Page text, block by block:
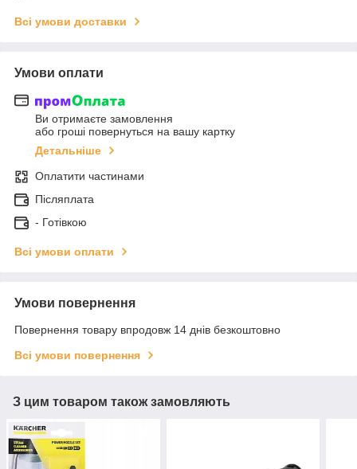
Всі умови доставки
Умови оплати
Ви отримаєте замовлення
або гроші повернуться на вашу картку
Детальніше
Оплатити частинами
Післяплата
- Готівкою
Всі умови оплати
Умови повернення
Повернення товару впродовж 14 днів безкоштовно
Всі умови повернення
З цим товаром також замовляють